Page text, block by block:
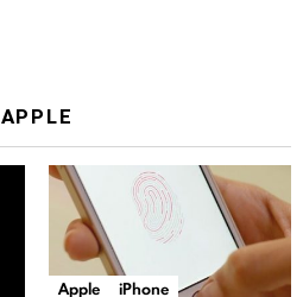
APPLE
Apple iPhone